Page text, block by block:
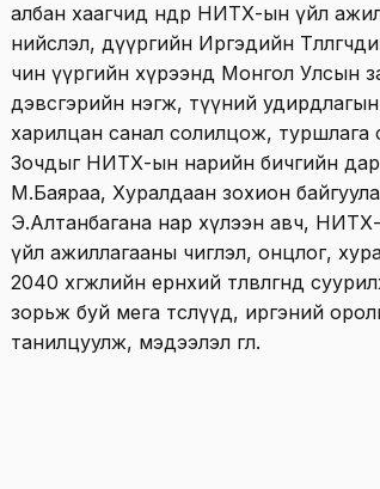
албан хаагчид өнөөдөр НИТХ-ын үйл
нийслэл, дүүргийн Иргэдийн
чин үүргийн хүрээнд Монгол Улсын
дэвсгэрийн нэгж, түүний
харилцан санал солилцож, туршлага
Зочдыг НИТХ-ын нарийн бичгийн
М.Баяраа, Хуралдаан зохион
Э.Алтанбагана нар хүлээн авч,
үйл ажиллагааны чиглэл, онцлог,
2040 хөгжлийн ерөнхий төлөвлөгөөнд
зорьж буй мега төслүүд, иргэний
танилцуулж, мэдээлэл өглөө.